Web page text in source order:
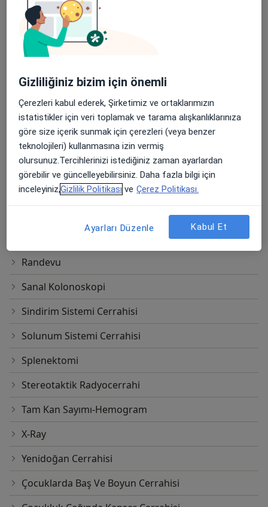
Laserasyon Onarımı
Lobektomi
Melanom Alınması
Mikrovasküler Oklüzyon
MRI
Nebulizatör
Normal Randevu
Randevu
Sanal Kolonoskopi
Sindirim Sistemi Cerrahisi
Solunum Sistemi Cerrahisi
Splenektomi
Stereotaktik Radyocerrahi
Tam Kan Sayımı-Hemogram
X-Ray
Yenidoğan Cerrahisi
Çocuklarda Baş Ve Boyun Cerrahisi
Gizliliğiniz bizim için önemli
Çerezleri kabul ederek, Şirketimiz ve ortaklarımızın
istatistikler için veri toplamak ve tarama alışkanlıklarınıza
göre size içerik sunmak için çerezleri (veya benzer
teknolojileri) kullanmasına izin vermiş
olursunuz.Tercihlerinizi istediğiniz zaman ayarlardan
görebilir ve güncelleyebilirsiniz. Daha fazla bilgi için
inceleyiniz,Gizlilik Politikası ve Çerez Politikası.
Ayarları Düzenle Kabul Et